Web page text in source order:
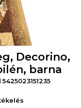
Decorino,
barna
5425023151235